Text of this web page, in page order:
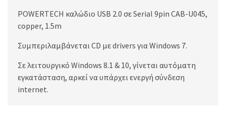
POWERTECH καλώδιο USB 2.0 σε Serial 9pin CAB-U045,
copper, 1.5m
Συμπεριλαμβάνεται CD με drivers για Windows 7.
Σε λειτουργικό Windows 8.1 & 10, γίνεται αυτόματη
εγκατάσταση, αρκεί να υπάρχει ενεργή σύνδεση
internet.